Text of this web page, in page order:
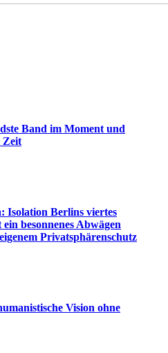
Band im Moment und
Zeit
Isolation Berlins viertes
besonnenes Abwägen
Privatsphärenschutz
Vision ohne